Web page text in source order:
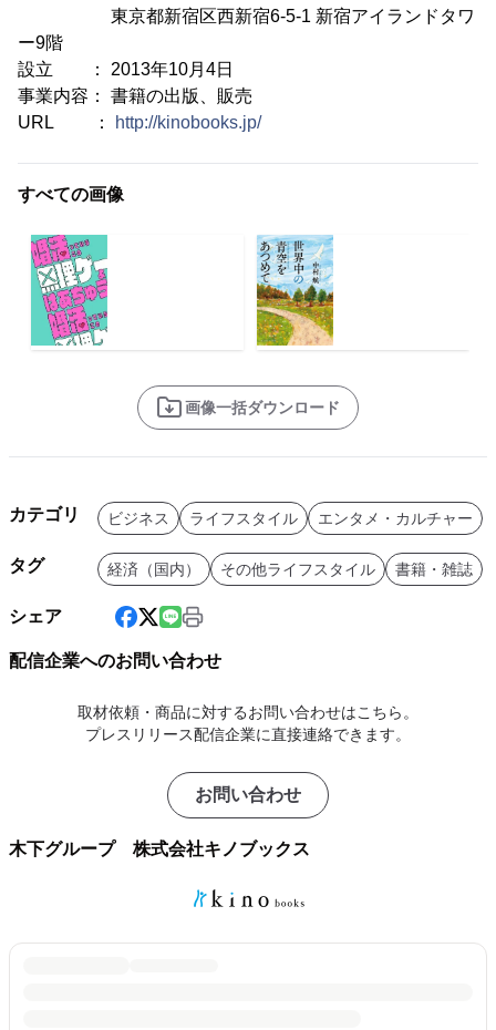
東京都新宿区西新宿6-5-1 新宿アイランドタワ
ー9階
設立 ： 2013年10月4日
事業内容： 書籍の出版、販売
URL ：
http://kinobooks.jp/
すべての画像
画像一括ダウンロード
カテゴリ ビジネス ライフスタイル エンタメ・カルチャー
タグ 経済（国内） その他ライフスタイル 書籍・雑誌
シェア
配信企業へのお問い合わせ
取材依頼・商品に対するお問い合わせはこちら。
プレスリリース配信企業に直接連絡できます。
お問い合わせ
木下グループ 株式会社キノブックス